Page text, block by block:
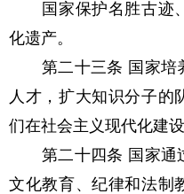
国家保护名胜古迹、
化遗产。
第二十三条 国家培
人才，扩大知识分子的
们在社会主义现代化建
第二十四条 国家通过
文化教育、纪律和法制